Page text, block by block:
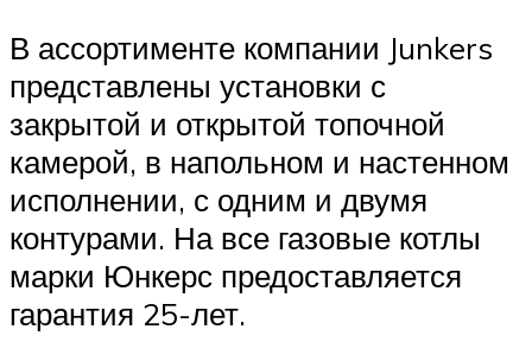
В ассортименте компании Junkers
представлены установки с
закрытой и открытой топочной
камерой, в напольном и настенном
исполнении, с одним и двумя
контурами. На все газовые котлы
марки Юнкерс предоставляется
гарантия 25-лет.